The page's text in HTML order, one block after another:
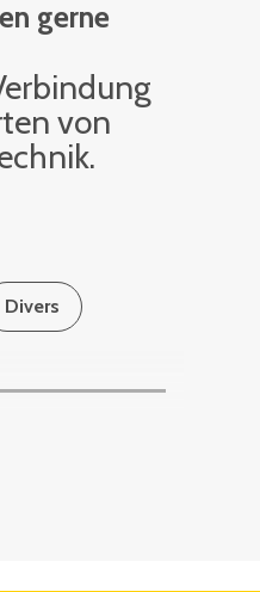
gerne
von
Divers